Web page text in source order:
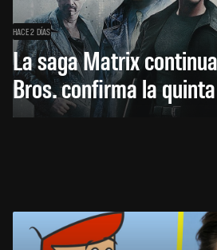
HACE 2 DÍAS
La saga Matrix
Bros. confirma la